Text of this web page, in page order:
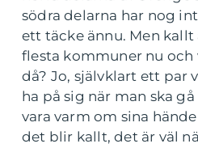
södra delarna har nog
ett täcke ännu. Men kallt
flesta kommuner nu och
då? Jo, självklart ett par
ha på sig när man ska
vara varm om sina
det blir kallt, det är väl